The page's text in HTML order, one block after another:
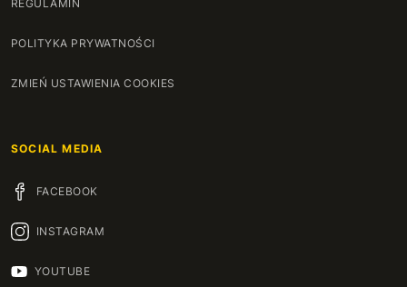
REGULAMIN
POLITYKA PRYWATNOŚCI
ZMIEŃ USTAWIENIA COOKIES
SOCIAL MEDIA
FACEBOOK
INSTAGRAM
YOUTUBE